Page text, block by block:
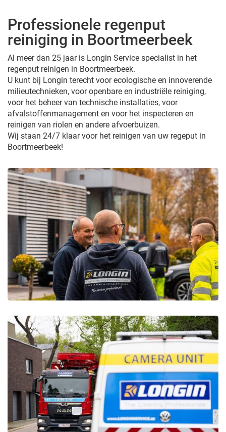
Professionele regenput
reiniging in Boortmeerbeek
Al meer dan 25 jaar is Longin Service specialist in het
regenput reinigen in Boortmeerbeek.
U kunt bij Longin terecht voor ecologische en innoverende
milieutechnieken, voor openbare en industriële reiniging,
voor het beheer van technische installaties, voor
afvalstoffenmanagement en voor het inspecteren en
reinigen van riolen en andere afvoerbuizen.
Wij staan 24/7 klaar voor het reinigen van uw regeput in
Boortmeerbeek!